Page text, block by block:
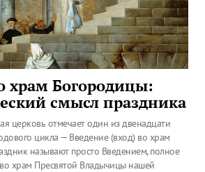
храм Богородицы:
смысл праздника
церковь отмечает один из двенадцати
цикла — Введение (вход) во храм
называют просто Введением, полное
храм Пресвятой Владычицы нашей